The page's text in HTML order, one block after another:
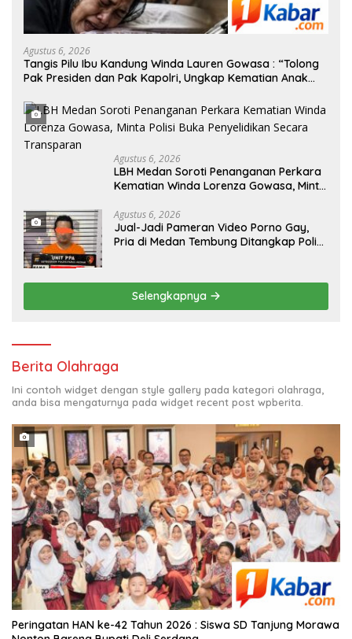
Agustus 6, 2026
Tangis Pilu Ibu Kandung Winda Lauren Gowasa : “Tolong
Pak Presiden dan Pak Kapolri, Ungkap Kematian Anak
Agustus 6, 2026
‎LBH Medan Soroti Penanganan Perkara
Kematian Winda Lorenza Gowasa, Minta
Transparan
Agustus 6, 2026
Jual-Jadi Pameran Video Porno Gay,
Pria di Medan Tembung Ditangkap Polisi
Selengkapnya
Berita Olahraga
Ini contoh widget dengan style gallery pada kategori olahraga,
anda bisa mengaturnya pada widget recent post wpberita.
Peringatan HAN ke-42 Tahun 2026 : Siswa SD Tanjung Morawa